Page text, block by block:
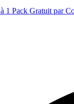
Pack Gratuit par